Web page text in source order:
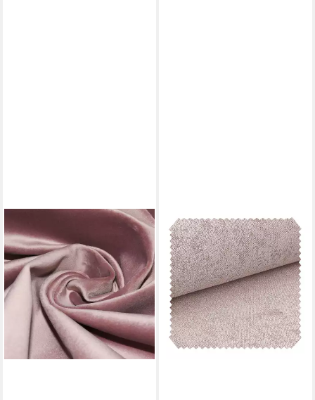
Stoff Möbelstoff Meterware
Polsterstoff Bezugstoff
Samtstoff altrosa 1,40m
18,95 €
(18,95 €/ 1 m)
lieferbar - in 3-4 Werktagen bei dir